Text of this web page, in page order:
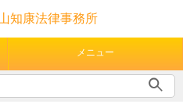
知康法律事務所
メニュー